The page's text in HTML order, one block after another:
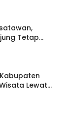
Tetap
Lewat